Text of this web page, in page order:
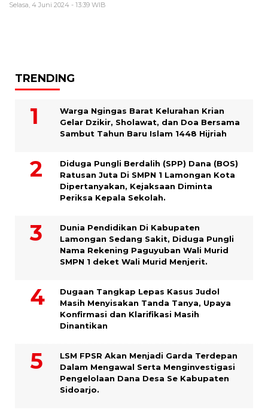
Selasa, 4 Juni 2024 - 13:39 WIB
TRENDING
Warga Ngingas Barat Kelurahan Krian
Gelar Dzikir, Sholawat, dan Doa Bersama
Sambut Tahun Baru Islam 1448 Hijriah
Diduga Pungli Berdalih (SPP) Dana (BOS)
Ratusan Juta Di SMPN 1 Lamongan Kota
Dipertanyakan, Kejaksaan Diminta
Periksa Kepala Sekolah.
Dunia Pendidikan Di Kabupaten
Lamongan Sedang Sakit, Diduga Pungli
Nama Rekening Paguyuban Wali Murid
SMPN 1 deket Wali Murid Menjerit.
Dugaan Tangkap Lepas Kasus Judol
Masih Menyisakan Tanda Tanya, Upaya
Konfirmasi dan Klarifikasi Masih
Dinantikan
LSM FPSR Akan Menjadi Garda Terdepan
Dalam Mengawal Serta Menginvestigasi
Pengelolaan Dana Desa Se Kabupaten
Sidoarjo.